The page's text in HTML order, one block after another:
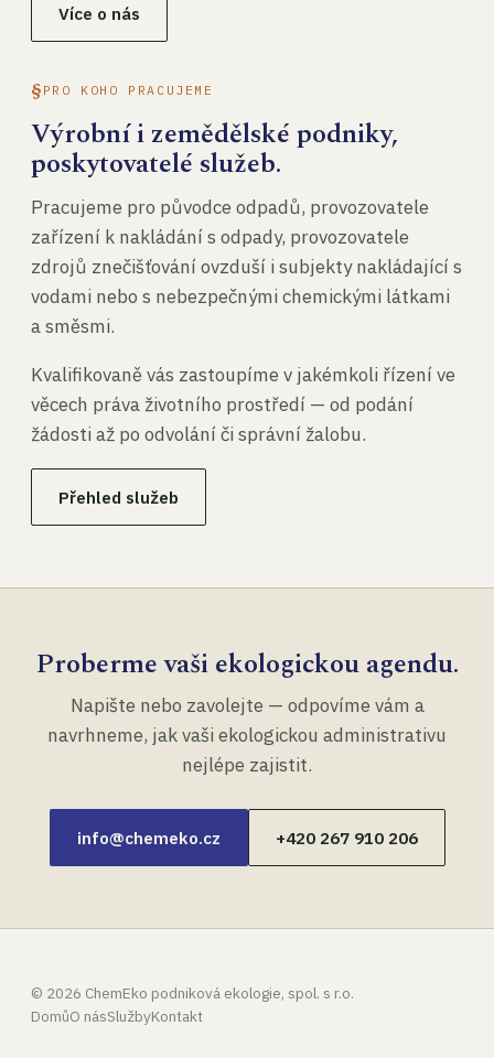
Více o nás
PRO KOHO PRACUJEME
Výrobní i zemědělské podniky,
poskytovatelé služeb.
Pracujeme pro původce odpadů, provozovatele
zařízení k nakládání s odpady, provozovatele
zdrojů znečišťování ovzduší i subjekty nakládající s
vodami nebo s nebezpečnými chemickými látkami
a směsmi.
Kvalifikovaně vás zastoupíme v jakémkoli řízení ve
věcech práva životního prostředí — od podání
žádosti až po odvolání či správní žalobu.
Přehled služeb
Proberme vaši ekologickou agendu.
Napište nebo zavolejte — odpovíme vám a
navrhneme, jak vaši ekologickou administrativu
nejlépe zajistit.
info@chemeko.cz +420 267 910 206
© 2026 ChemEko podniková ekologie, spol. s r.o.
DomůO násSlužbyKontakt